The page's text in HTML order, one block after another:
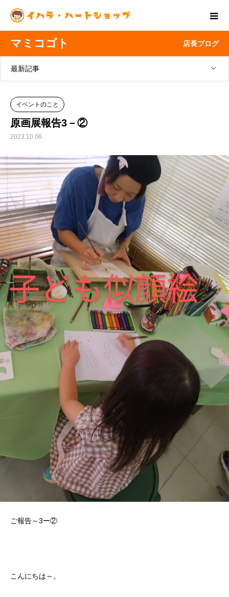
マミコゴト 店長ブログ
最新記事
イベントのこと
原画展報告3－②
2023.10.06
ご報告～3ー②
こんにちは～。